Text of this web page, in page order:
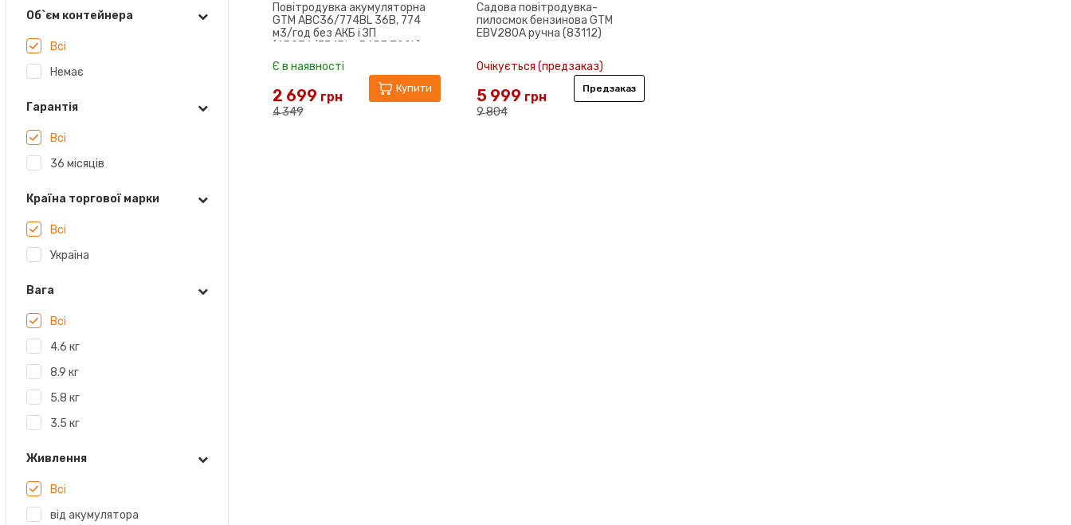
Об`єм контейнера
Всі
Немає
Гарантія
Всі
36 місяців
Країна торгової марки
Всі
Україна
Вага
Всі
4.6 кг
8.9 кг
5.8 кг
3.5 кг
Живлення
Всі
від акумулятора
Повітродувка акумуляторна
GTM ABC36/774BL 36В, 774
м3/год без АКБ і ЗП
(ABC36/774BL_BARE TOOL)
(83714)
Є в наявності
4 349
2 699 грн
Купити
Садова повітродувка-
пилосмок бензинова GTM
EBV280A ручна (83112)
Очікується (предзаказ)
9 804
5 999 грн
Предзаказ